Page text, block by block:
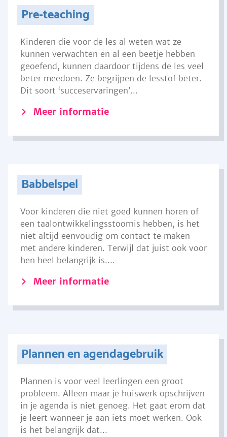
Pre-teaching
Kinderen die voor de les al weten wat ze
kunnen verwachten en al een beetje hebben
geoefend, kunnen daardoor tijdens de les veel
beter meedoen. Ze begrijpen de lesstof beter.
Dit soort ‘succeservaringen’...
Meer informatie
Babbelspel
Voor kinderen die niet goed kunnen horen of
een taalontwikkelingsstoornis hebben, is het
niet altijd eenvoudig om contact te maken
met andere kinderen. Terwijl dat juist ook voor
hen heel belangrijk is....
Meer informatie
Plannen en agendagebruik
Plannen is voor veel leerlingen een groot
probleem. Alleen maar je huiswerk opschrijven
in je agenda is niet genoeg. Het gaat erom dat
je leert wanneer je aan iets moet werken. Ook
is het belangrijk dat...